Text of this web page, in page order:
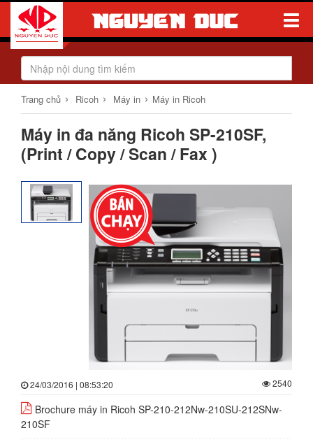
Toggle
Trang chủ › Ricoh › Máy in › Máy in Ricoh
Máy in đa năng Ricoh SP-210SF,
(Print / Copy / Scan / Fax )
24/03/2016 | 08:53:20 2540
Brochure máy in Ricoh SP-210-212Nw-210SU-212SNw-
210SF